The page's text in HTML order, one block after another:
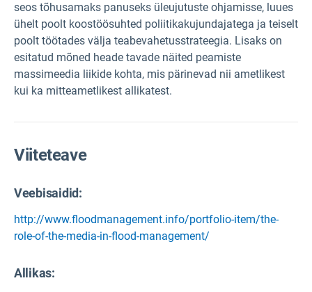
seos tõhusamaks panuseks üleujutuste ohjamisse, luues
ühelt poolt koostöösuhted poliitikakujundajatega ja teiselt
poolt töötades välja teabevahetusstrateegia. Lisaks on
esitatud mõned heade tavade näited peamiste
massimeedia liikide kohta, mis pärinevad nii ametlikest
kui ka mitteametlikest allikatest.
Viiteteave
Veebisaidid:
http://www.floodmanagement.info/portfolio-item/the-
role-of-the-media-in-flood-management/
Allikas: